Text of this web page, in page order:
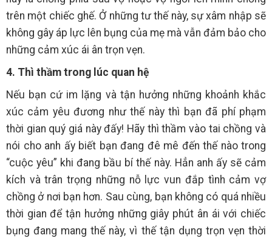
trên một chiếc ghế. Ở những tư thế này, sự xâm nhập sẽ
không gây áp lực lên bụng của mẹ mà vẫn đảm bảo cho
những cảm xúc ái ân trọn vẹn.
4. Thì thầm trong lúc quan hệ
Nếu bạn cứ im lặng và tận hưởng những khoảnh khắc
xúc cảm yêu đương như thế này thì bạn đã phí phạm
thời gian quý giá này đấy! Hãy thì thầm vào tai chồng và
nói cho anh ấy biết bạn đang đê mê đến thế nào trong
“cuộc yêu” khi đang bầu bí thế này. Hẳn anh ấy sẽ cảm
kích và trân trọng những nỗ lực vun đắp tình cảm vợ
chồng ở nơi bạn hơn. Sau cùng, bạn không có quá nhiều
thời gian để tận hưởng những giây phút ân ái với chiếc
bụng đang mang thế này, vì thế tận dụng trọn vẹn thời